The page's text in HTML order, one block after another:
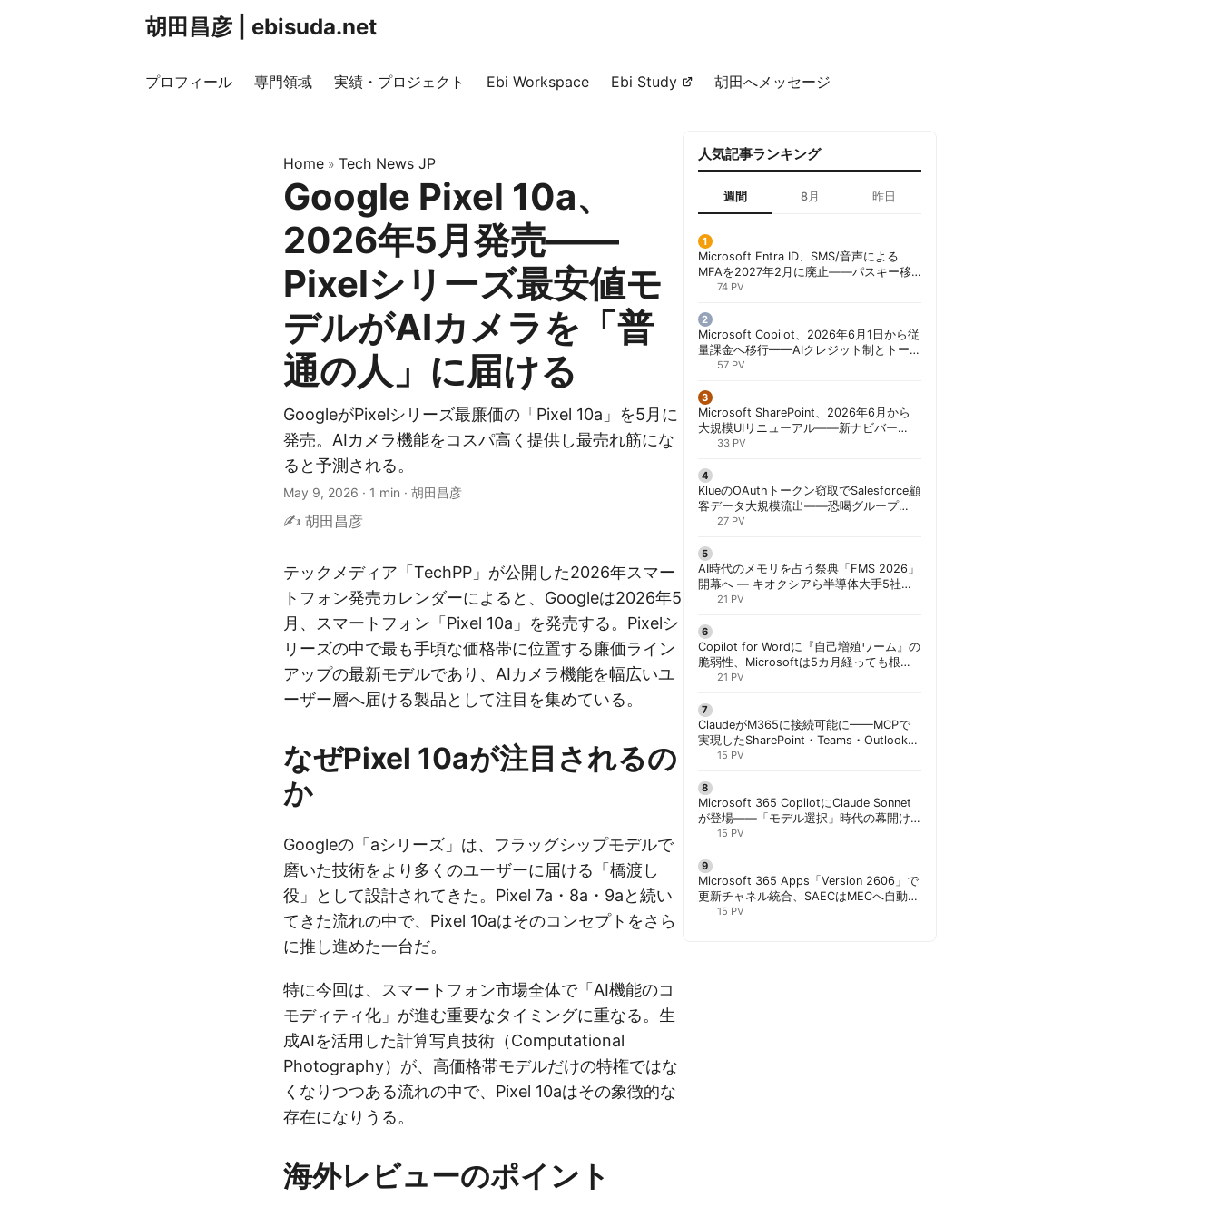
胡田昌彦 | ebisuda.net
プロフィール 専門領域 実績・プロジェクト Ebi Workspace Ebi Study 胡田へメッセージ
Home » Tech News JP
Google Pixel 10a、
2026年5月発売——
Pixelシリーズ最安値モ
デルがAIカメラを「普
通の人」に届ける
GoogleがPixelシリーズ最廉価の「Pixel 10a」を5月に
発売。AIカメラ機能をコスパ高く提供し最売れ筋にな
ると予測される。
May 9, 2026 · 1 min · 胡田昌彦
✍️ 胡田昌彦
テックメディア「TechPP」が公開した2026年スマー
トフォン発売カレンダーによると、Googleは2026年5
月、スマートフォン「Pixel 10a」を発売する。Pixelシ
リーズの中で最も手頃な価格帯に位置する廉価ライン
アップの最新モデルであり、AIカメラ機能を幅広いユ
ーザー層へ届ける製品として注目を集めている。
なぜPixel 10aが注目されるの
か
Googleの「aシリーズ」は、フラッグシップモデルで
磨いた技術をより多くのユーザーに届ける「橋渡し
役」として設計されてきた。Pixel 7a・8a・9aと続い
てきた流れの中で、Pixel 10aはそのコンセプトをさら
に推し進めた一台だ。
特に今回は、スマートフォン市場全体で「AI機能のコ
モディティ化」が進む重要なタイミングに重なる。生
成AIを活用した計算写真技術（Computational
Photography）が、高価格帯モデルだけの特権ではな
くなりつつある流れの中で、Pixel 10aはその象徴的な
存在になりうる。
海外レビューのポイント
人気記事ランキング
週間 8月 昨日
Microsoft Entra ID、SMS/音声による
MFAを2027年2月に廃止——パスキー移
行が既定に | 胡田昌彦
74 PV
Microsoft Copilot、2026年6月1日から従
量課金へ移行——AIクレジット制とトーク
ンコストで「メーターショック」を回避
57 PV
Microsoft SharePoint、2026年6月から
大規模UIリニューアル——新ナビバー
「Discover/Publish/Build」とAI機能を段
33 PV
KlueのOAuthトークン窃取でSalesforce顧
客データ大規模流出——恐喝グループ
「Icarus」が犯行声明 | 胡田昌彦
27 PV
AI時代のメモリを占う祭典「FMS 2026」
開幕へ ― キオクシアら半導体大手5社が
基調講演に集結 | 胡田昌彦
21 PV
Copilot for Wordに『自己増殖ワーム』の
脆弱性、Microsoftは5カ月経っても根本
対策できず | 胡田昌彦
21 PV
ClaudeがM365に接続可能に——MCPで
実現したSharePoint・Teams・Outlook連
携、セキュリティと実務への影響を読み
15 PV
Microsoft 365 CopilotにClaude Sonnet
が登場——「モデル選択」時代の幕開け
と管理者が知るべき注意点 | 胡田昌彦
15 PV
Microsoft 365 Apps「Version 2606」で
更新チャネル統合、SAECはMECへ自動移
行 | 胡田昌彦
15 PV